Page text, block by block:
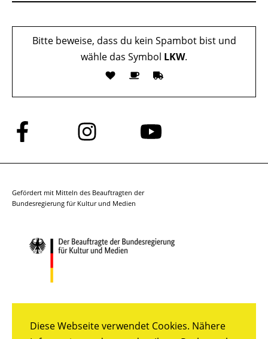
Diese Webseite verwendet Cookies. Nähere
Bitte beweise, dass du kein Spambot bist und
wähle das Symbol LKW.
Folge
uns
auf
Folge
uns
auf
Folge
auf
Gefördert mit Mitteln des Beauftragten der
Bundesregierung für Kultur und Medien